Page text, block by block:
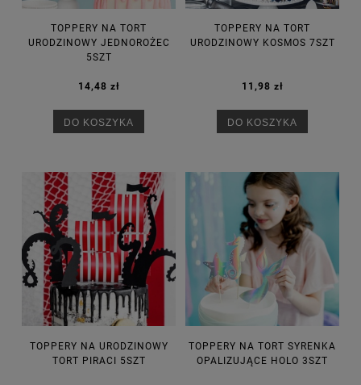
TOPPERY NA TORT
URODZINOWY JEDNOROŻEC
5SZT
14,48 zł
DO KOSZYKA
TOPPERY NA TORT
URODZINOWY KOSMOS 7SZT
11,98 zł
DO KOSZYKA
TOPPERY NA URODZINOWY
TORT PIRACI 5SZT
TOPPERY NA TORT SYRENKA
OPALIZUJĄCE HOLO 3SZT